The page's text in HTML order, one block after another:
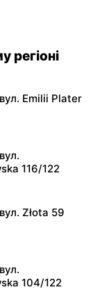
Safony 1
24
Stanisława
Dolna 47
Nadarzyn 8
регіоні
Emilii Plater
116/122
Złota 59
104/122